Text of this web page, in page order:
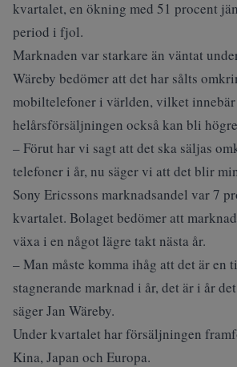
kvartalet, en ökning med 51 procent
period i fjol.
Marknaden var starkare än väntat
Wäreby bedömer att det har sålts
mobiltelefoner i världen, vilket
helårsförsäljningen också kan bli
– Förut har vi sagt att det ska säljas
telefoner i år, nu säger vi att det blir
Sony Ericssons marknadsandel var 7
kvartalet. Bolaget bedömer att
växa i en något lägre takt nästa år.
– Man måste komma ihåg att det är en
stagnerande marknad i år, det är i år
säger Jan Wäreby.
Under kvartalet har försäljningen
Kina, Japan och Europa.